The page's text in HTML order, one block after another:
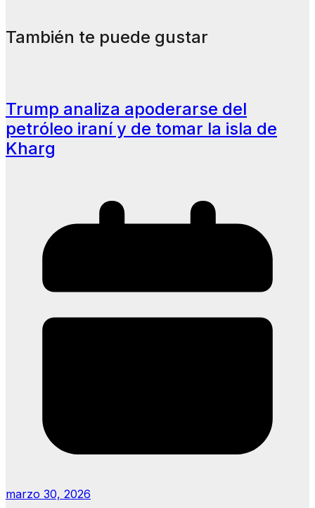
También te puede gustar
Trump analiza apoderarse del
petróleo iraní y de tomar la isla de
Kharg
marzo 30, 2026